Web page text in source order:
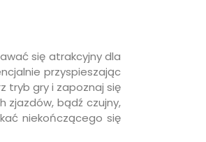
się atrakcyjny dla
przyspieszając
tryb gry i zapoznaj się
zjazdów, bądź czujny,
niekończącego się